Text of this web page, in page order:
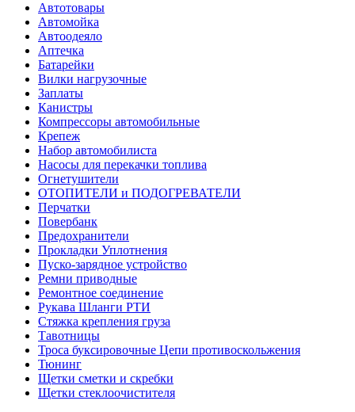
Автотовары
Автомойка
Автоодеяло
Аптечка
Батарейки
Вилки нагрузочные
Заплаты
Канистры
Компрессоры автомобильные
Крепеж
Набор автомобилиста
Насосы для перекачки топлива
Огнетушители
ОТОПИТЕЛИ и ПОДОГРЕВАТЕЛИ
Перчатки
Повербанк
Предохранители
Прокладки Уплотнения
Пуско-зарядное устройство
Ремни приводные
Ремонтное соединение
Рукава Шланги РТИ
Стяжка крепления груза
Тавотницы
Троса буксировочные Цепи противоскольжения
Тюнинг
Щетки сметки и скребки
Щетки стеклоочистителя